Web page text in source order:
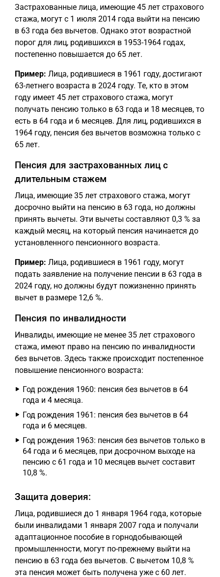
Застрахованные лица, имеющие 45 лет страхового
стажа, могут с 1 июля 2014 года выйти на пенсию
в 63 года без вычетов. Однако этот возрастной
порог для лиц, родившихся в 1953-1964 годах,
постепенно повышается до 65 лет.
Пример: Лица, родившиеся в 1961 году, достигают
63-летнего возраста в 2024 году. Те, кто в этом
году имеет 45 лет страхового стажа, могут
получать пенсию только в 63 года и 18 месяцев, то
есть в 64 года и 6 месяцев. Для лиц, родившихся в
1964 году, пенсия без вычетов возможна только с
65 лет.
Пенсия для застрахованных лиц с
длительным стажем
Лица, имеющие 35 лет страхового стажа, могут
досрочно выйти на пенсию в 63 года, но должны
принять вычеты. Эти вычеты составляют 0,3 % за
каждый месяц, на который пенсия начинается до
установленного пенсионного возраста.
Пример: Лица, родившиеся в 1961 году, могут
подать заявление на получение пенсии в 63 года в
2024 году, но должны будут пожизненно принять
вычет в размере 12,6 %.
Пенсия по инвалидности
Инвалиды, имеющие не менее 35 лет страхового
стажа, имеют право на пенсию по инвалидности
без вычетов. Здесь также происходит постепенное
повышение пенсионного возраста:
Год рождения 1960: пенсия без вычетов в 64
года и 4 месяца.
Год рождения 1961: пенсия без вычетов в 64
года и 6 месяцев.
Год рождения 1963: пенсия без вычетов только в
64 года и 6 месяцев, при досрочном выходе на
пенсию с 61 года и 10 месяцев вычет составит
10,8 %.
Защита доверия:
Лица, родившиеся до 1 января 1964 года, которые
были инвалидами 1 января 2007 года и получали
адаптационное пособие в горнодобывающей
промышленности, могут по-прежнему выйти на
пенсию в 63 года без вычетов. С вычетом 10,8 %
эта пенсия может быть получена уже с 60 лет.